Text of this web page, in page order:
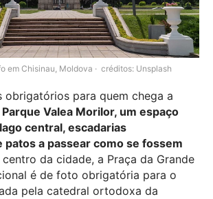
em Chisinau, Moldova créditos: Unsplash
obrigatórios para quem chega a
Parque Valea Morilor, um espaço
central, escadarias
patos a passear como se fossem
centro da cidade, a Praça da Grande
é de foto obrigatória para o
pela catedral ortodoxa da